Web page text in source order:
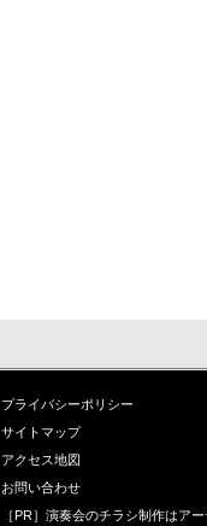
プライバシーポリシー
サイトマップ
アクセス地図
お問い合わせ
［PR］演奏会のチラシ制作はア